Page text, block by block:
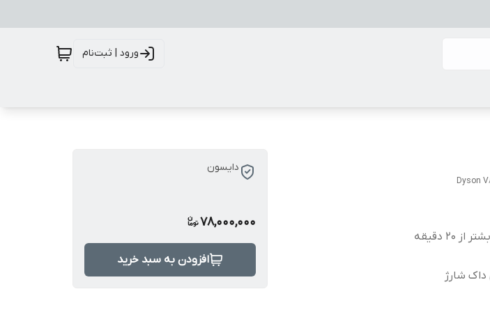
ورود | ثبت‌نام
Dyson
بشتر از 20 دقیقه
داک شارژ
دایسون
78,000,000
افزودن به سبد خرید